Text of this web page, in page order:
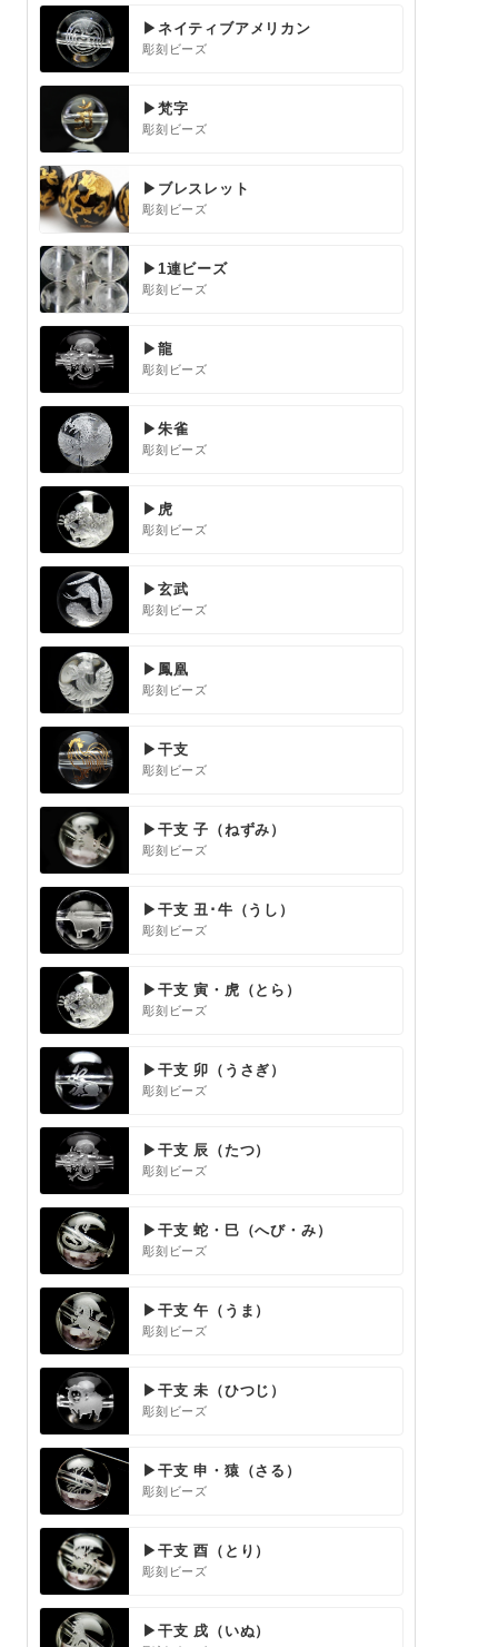
▶ネイティブアメリカン
彫刻ビーズ
▶梵字
彫刻ビーズ
▶ブレスレット
彫刻ビーズ
▶1連ビーズ
彫刻ビーズ
▶龍
彫刻ビーズ
▶朱雀
彫刻ビーズ
▶虎
彫刻ビーズ
▶玄武
彫刻ビーズ
▶鳳凰
彫刻ビーズ
▶干支
彫刻ビーズ
▶干支 子（ねずみ）
彫刻ビーズ
▶干支 丑･牛（うし）
彫刻ビーズ
▶干支 寅・虎（とら）
彫刻ビーズ
▶干支 卯（うさぎ）
彫刻ビーズ
▶干支 辰（たつ）
彫刻ビーズ
▶干支 蛇・巳（へび・み）
彫刻ビーズ
▶干支 午（うま）
彫刻ビーズ
▶干支 未（ひつじ）
彫刻ビーズ
▶干支 申・猿（さる）
彫刻ビーズ
▶干支 酉（とり）
彫刻ビーズ
▶干支 戌（いぬ）